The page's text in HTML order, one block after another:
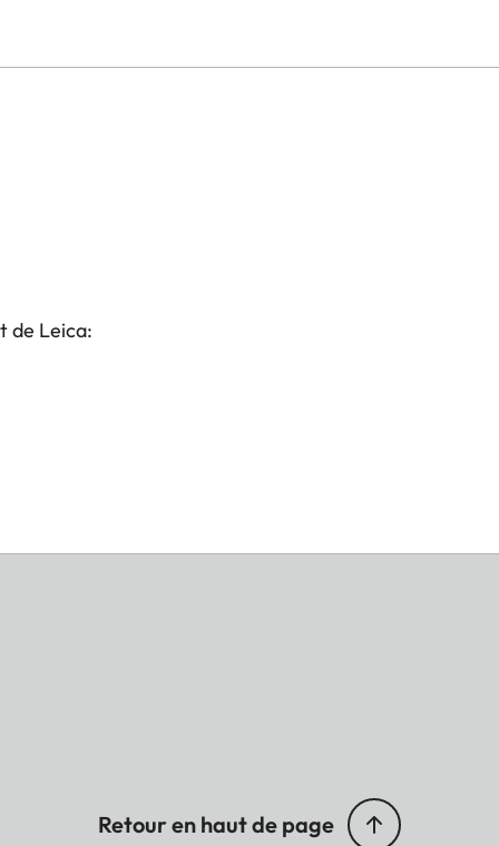
de Leica:
Retour en haut de page